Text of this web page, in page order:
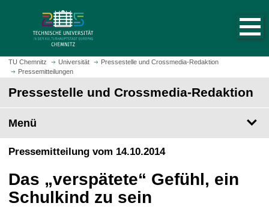
m
H
t
s
i
e
a
u
r
u
f
TU Chemnitz Universität
Pressestelle und Crossmedia-Redaktion
Pressemitteilungen
Pressestelle und Crossmedia-Redaktion
Menü
Pressemitteilung vom 14.10.2014
Das „verspätete“ Gefühl, ein
Schulkind zu sein